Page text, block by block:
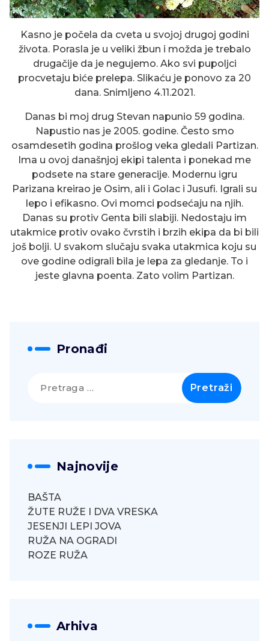
Kasno je počela da cveta u svojoj drugoj godini
života. Porasla je u veliki žbun i možda je trebalo
drugačije da je negujemo. Ako svi pupoljci
procvetaju biće prelepa. Slikaću je ponovo za 20
dana. Snimljeno 4.11.2021.
Danas bi moj drug Stevan napunio 59 godina.
Napustio nas je 2005. godine. Često smo
osamdesetih godina prošlog veka gledali Partizan.
Ima u ovoj današnjoj ekipi talenta i ponekad me
podsete na stare generacije. Modernu igru
Parizana kreirao je Osim, ali i Golac i Jusufi. Igrali su
lepo i efikasno. Ovi momci podsećaju na njih.
Danas su protiv Genta bili slabiji. Nedostaju im
utakmice protiv ovako čvrstih i brzih ekipa da bi bili
još bolji. U svakom slučaju svaka utakmica koju su
ove godine odigrali bila je lepa za gledanje. To i
jeste glavna poenta. Zato volim Partizan.
Pronađi
Najnovije
BAŠTA
ŽUTE RUŽE I DVA VRESKA
JESENJI LEPI JOVA
RUŽA NA OGRADI
ROZE RUŽA
Arhiva